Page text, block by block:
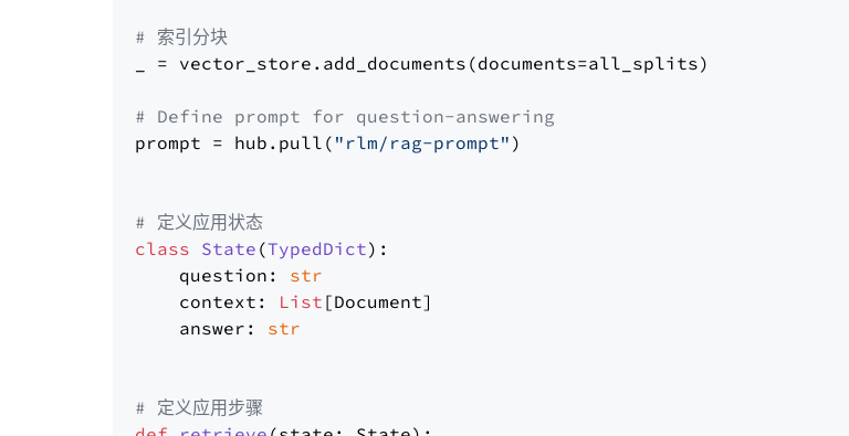
# 索引分块
_ = vector_store.add_documents(documents=all_splits)
# Define prompt for question-answering
prompt = hub.pull( "rlm/rag-prompt" )
# 定义应用状态
class State (TypedDict):
    question:
str
    context:
List [Document]
    answer:
str
# 定义应用步骤